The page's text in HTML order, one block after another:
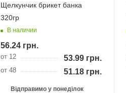
Щелкунчик брикет банка
320гр
В наличии
56.24 грн.
от 12 53.99грн.
от 48 51.18грн.
Відправимо у понеділок